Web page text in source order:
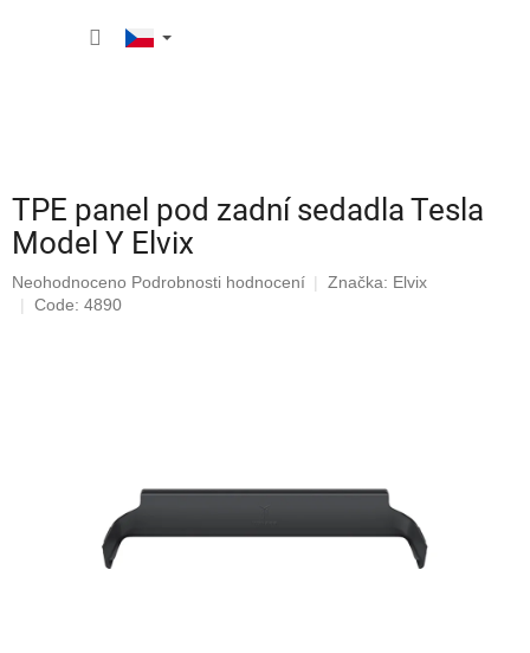
TPE panel pod zadní sedadla Tesla
Model Y Elvix
Průměrné
hodnocení
Neohodnoceno Podrobnosti hodnocení Značka: Elvix
Code: 4890